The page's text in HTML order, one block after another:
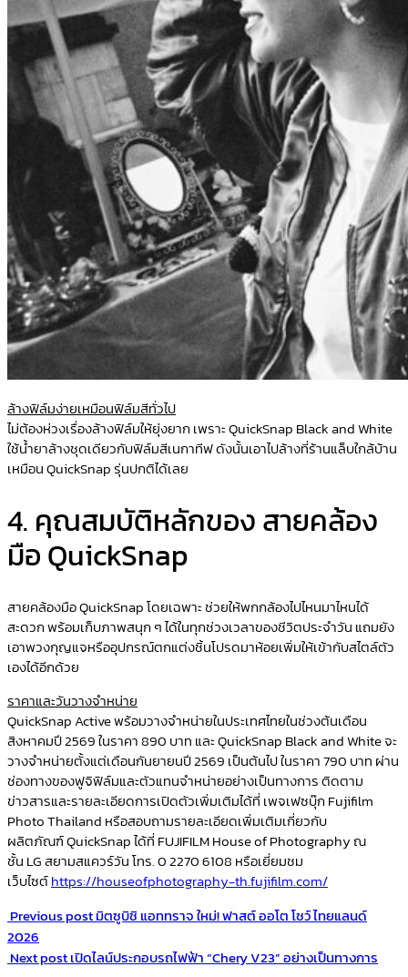
ล้างฟิล์มง่ายเหมือนฟิล์มสีทั่วไป
ไม่ต้องห่วงเรื่องล้างฟิล์มให้ยุ่งยาก เพราะ QuickSnap Black and White
ใช้น้ำยาล้างชุดเดียวกับฟิล์มสีเนกาทีฟ ดังนั้นเอาไปล้างที่ร้านแล็บใกล้บ้าน
เหมือน QuickSnap รุ่นปกติได้เลย
4. คุณสมบัติหลักของ สายคล้อง
มือ QuickSnap
สายคล้องมือ QuickSnap โดยเฉพาะ ช่วยให้พกกล้องไปไหนมาไหนได้
สะดวก พร้อมเก็บภาพสนุก ๆ ได้ในทุกช่วงเวลาของชีวิตประจำวัน แถมยัง
เอาพวงกุญแจหรืออุปกรณ์ตกแต่งชิ้นโปรดมาห้อยเพิ่มให้เข้ากับสไตล์ตัว
เองได้อีกด้วย
ราคาและวันวางจำหน่าย
QuickSnap Activeพร้อมวางจำหน่ายในประเทศไทยในช่วงต้นเดือน
สิงหาคมปี 2569 ในราคา890 บาท และQuickSnap Black and Whiteจะ
วางจำหน่ายตั้งแต่เดือนกันยายนปี2569 เป็นต้นไป ในราคา790 บาท ผ่าน
ช่องทางของฟูจิฟิล์มและตัวแทนจำหน่ายอย่างเป็นทางการ ติดตาม
ข่าวสารและรายละเอียดการเปิดตัวเพิ่มเติมได้ที่ เพจเฟซบุ๊ก Fujifilm
Photo Thailand หรือสอบถามรายละเอียดเพิ่มเติมเกี่ยวกับ
ผลิตภัณฑ์QuickSnapได้ที่ FUJIFILM House of Photographyณ
ชั้น LGสยามสแควร์วัน โทร. 0 2270 6108 หรือเยี่ยมชม
เว็บไซต์https://houseofphotography-th.fujifilm.com/
Previous postมิตซูบิชิ แอททราจ ใหม่! ฟาสต์ ออโต โชว์ ไทยแลนด์
2026
Next postเปิดไลน์ประกอบรถไฟฟ้า “Chery V23” อย่างเป็นทางการ